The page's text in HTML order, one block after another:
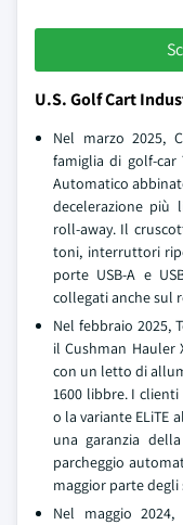
U.S. Golf Cart
Nel marzo 2025,
famiglia di golf-car
Automatico
decelerazione più
roll-away. Il
toni, interruttori
porte USB-A e
collegati anche sul
Nel febbraio 2025,
il Cushman Hauler
con un letto di
1600 libbre. I
o la variante
una garanzia
parcheggio
maggior parte degli
Nel maggio